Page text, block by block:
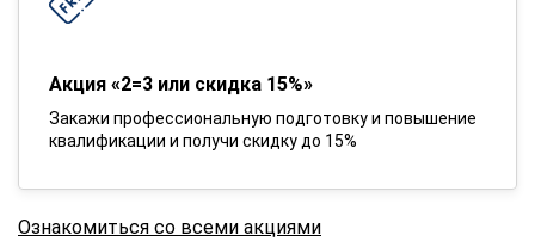
Акция «2=3 или скидка 15%»
Закажи профессиональную подготовку и повышение
квалификации и получи скидку до 15%
Ознакомиться со всеми акциями